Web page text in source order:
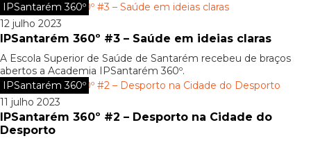
IPSantarém 360º
12 julho 2023
IPSantarém 360º #3 – Saúde em ideias claras
A Escola Superior de Saúde de Santarém recebeu de braços
abertos a Academia IPSantarém 360º.
IPSantarém 360º
11 julho 2023
IPSantarém 360º #2 – Desporto na Cidade do
Desporto